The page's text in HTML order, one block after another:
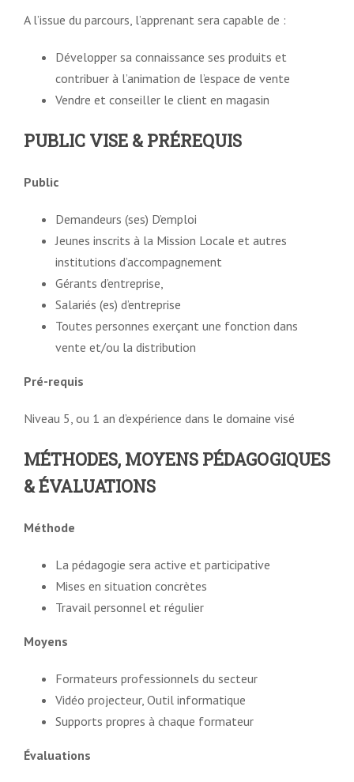
A l’issue du parcours, l’apprenant sera capable de :
Développer sa connaissance ses produits et
contribuer à l’animation de l’espace de vente
Vendre et conseiller le client en magasin
PUBLIC VISE & PRÉREQUIS
Public
Demandeurs (ses) D’emploi
Jeunes inscrits à la Mission Locale et autres
institutions d’accompagnement
Gérants d’entreprise,
Salariés (es) d’entreprise
Toutes personnes exerçant une fonction dans
vente et/ou la distribution
Pré-requis
Niveau 5, ou 1 an d’expérience dans le domaine visé
MÉTHODES, MOYENS PÉDAGOGIQUES
& ÉVALUATIONS
Méthode
La pédagogie sera active et participative
Mises en situation concrètes
Travail personnel et régulier
Moyens
Formateurs professionnels du secteur
Vidéo projecteur, Outil informatique
Supports propres à chaque formateur
Évaluations